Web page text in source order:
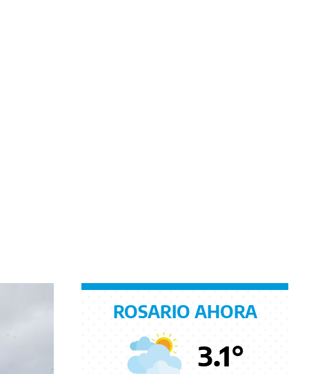
ROSARIO AHORA
3.1°